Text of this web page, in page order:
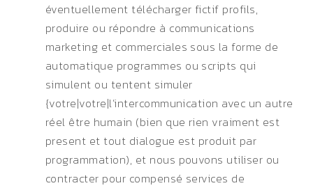
éventuellement télécharger fictif profils,
produire ou répondre à communications
marketing et commerciales sous la forme de
automatique programmes ou scripts qui
simulent ou tentent simuler
{votre|votre|l’intercommunication avec un autre
réel être humain (bien que rien vraiment est
present et tout dialogue est produit par
programmation), et nous pouvons utiliser ou
contracter pour compensé services de